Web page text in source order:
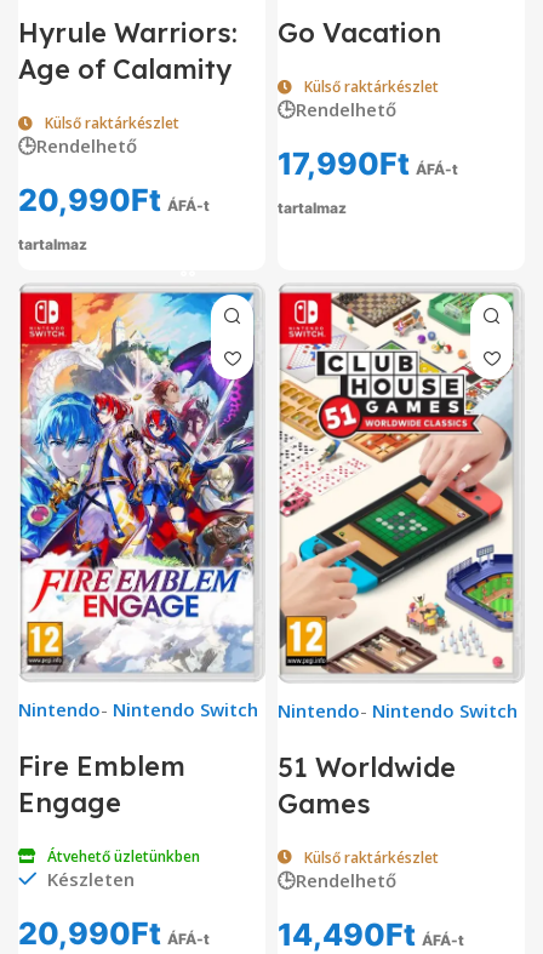
Hyrule Warriors:
Age of Calamity
Külső raktárkészlet
🕒Rendelhető
20,990Ft ÁFÁ-t
tartalmaz
Go Vacation
Külső raktárkészlet
🕒Rendelhető
17,990Ft ÁFÁ-t
tartalmaz
Nintendo- Nintendo Switch
Fire Emblem
Engage
Átvehető üzletünkben
Készleten
20,990Ft ÁFÁ-t
Nintendo- Nintendo Switch
51 Worldwide
Games
Külső raktárkészlet
🕒Rendelhető
14,490Ft ÁFÁ-t